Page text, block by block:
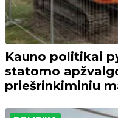
Kauno politikai
statomo
priešrinkiminiu